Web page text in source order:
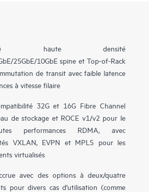
haute densité
25GbE/10GbE spine et Top-of-Rack
de transit avec faible latence
à vitesse filaire
32G et 16G Fibre Channel
de stockage et ROCE v1/v2 pour le
performances RDMA, avec
VXLAN, EVPN et MPLS pour les
virtualisés
avec des options à deux/quatre
pour divers cas d'utilisation (comme